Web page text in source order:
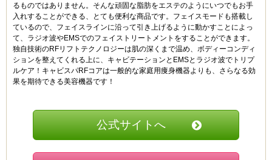
るものではありません。そんな頑固な脂肪をエステのようにいつでもお手
入れすることができる、とても便利な商品です。 フェイスモードも搭載し
ているので、フェイスラインに沿って引き上げるように動かすことによっ
て、ラジオ波やEMSでのフェイストリートメントをすることができます。
独自技術のRFリフトテクノロジーは肌の深くまで温め、ボディーコンディ
ションを整えてくれる上に、キャビテーションとEMSとラジオ波でトリプ
ルケア！キャビスパRFコアは一般的な家庭用痩身機器よりも、さらなる効
果を期待できる美容機器です！
公式サイトへ